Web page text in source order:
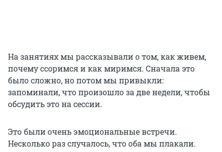
На занятиях мы рассказывали о том, как живем,
почему ссоримся и как миримся. Сначала это
было сложно, но потом мы привыкли:
запоминали, что произошло за две недели, чтобы
обсудить это на сессии.
Это были очень эмоциональные встречи.
Несколько раз случалось, что оба мы плакали.